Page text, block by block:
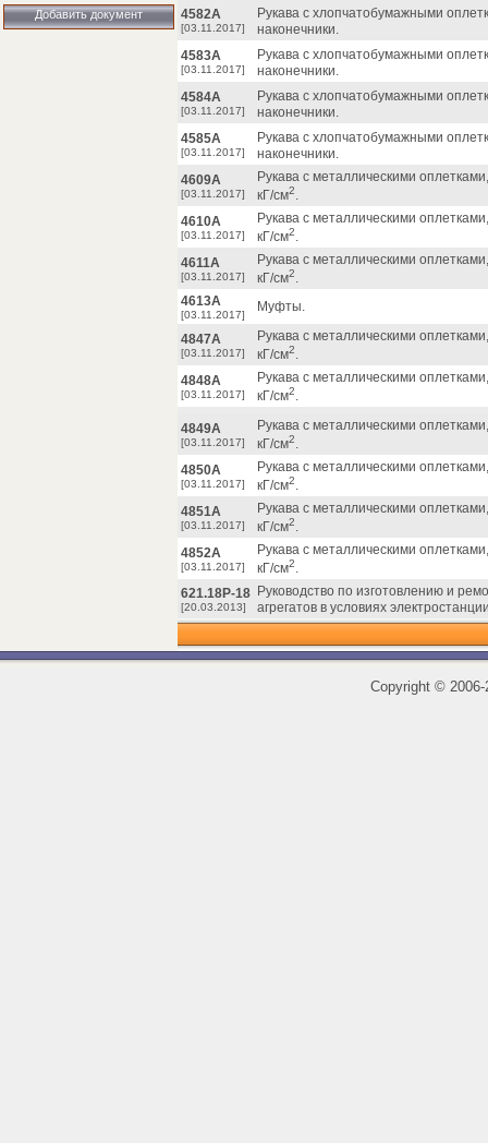
Добавить документ
4582А
[03.11.2017]
Рукава с хлопчатобумажными
наконечники.
4583А
[03.11.2017]
Рукава с хлопчатобумажными
наконечники.
4584А
[03.11.2017]
Рукава с хлопчатобумажными
наконечники.
4585А
[03.11.2017]
Рукава с хлопчатобумажными
наконечники.
4609А
[03.11.2017]
Рукава с металлическими
кГ/см2.
4610А
[03.11.2017]
Рукава с металлическими
кГ/см2.
4611А
[03.11.2017]
Рукава с металлическими
кГ/см2.
4613А
[03.11.2017]
Муфты.
4847А
[03.11.2017]
Рукава с металлическими
кГ/см2.
4848А
[03.11.2017]
Рукава с металлическими
кГ/см2.
4849А
[03.11.2017]
Рукава с металлическими
кГ/см2.
4850А
[03.11.2017]
Рукава с металлическими
кГ/см2.
4851А
[03.11.2017]
Рукава с металлическими
кГ/см2.
4852А
[03.11.2017]
Рукава с металлическими
кГ/см2.
621.18Р-18
[20.03.2013]
Руководство по изготовлению и
агрегатов в условиях
Copyright ©